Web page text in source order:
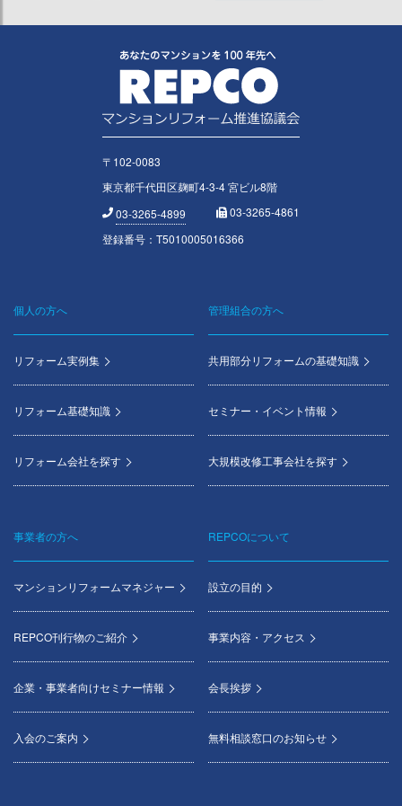
〒102-0083
東京都千代田区麹町4-3-4 宮ビル8階
03-3265-4899
03-3265-4861
登録番号：T5010005016366
Footer
menu
個人の方へ
リフォーム実例集
リフォーム基礎知識
リフォーム会社を探す
管理組合の方へ
共用部分リフォームの基礎知識
セミナー・イベント情報
大規模改修工事会社を探す
事業者の方へ
マンションリフォームマネジャー
REPCO刊行物のご紹介
企業・事業者向けセミナー情報
入会のご案内
REPCOについて
設立の目的
事業内容・アクセス
会長挨拶
無料相談窓口のお知らせ